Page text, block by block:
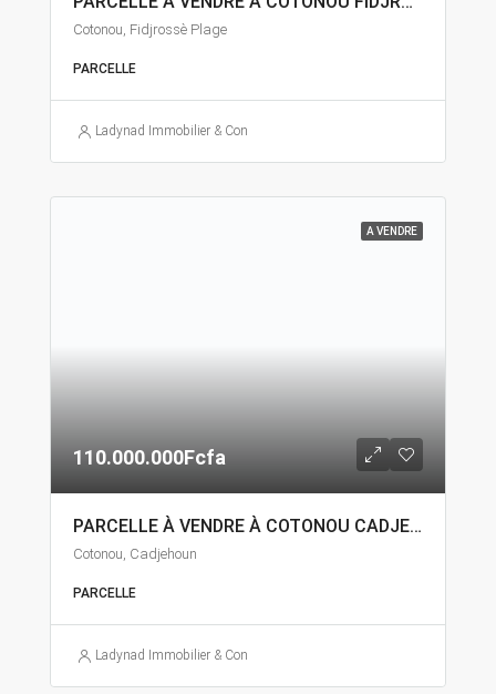
Cotonou, Fidjrossè Plage
PARCELLE
Ladynad Immobilier & Construction
A VENDRE
110.000.000Fcfa
PARCELLE À VENDRE À COTONOU CADJEHOUN
Cotonou, Cadjehoun
PARCELLE
Ladynad Immobilier & Construction